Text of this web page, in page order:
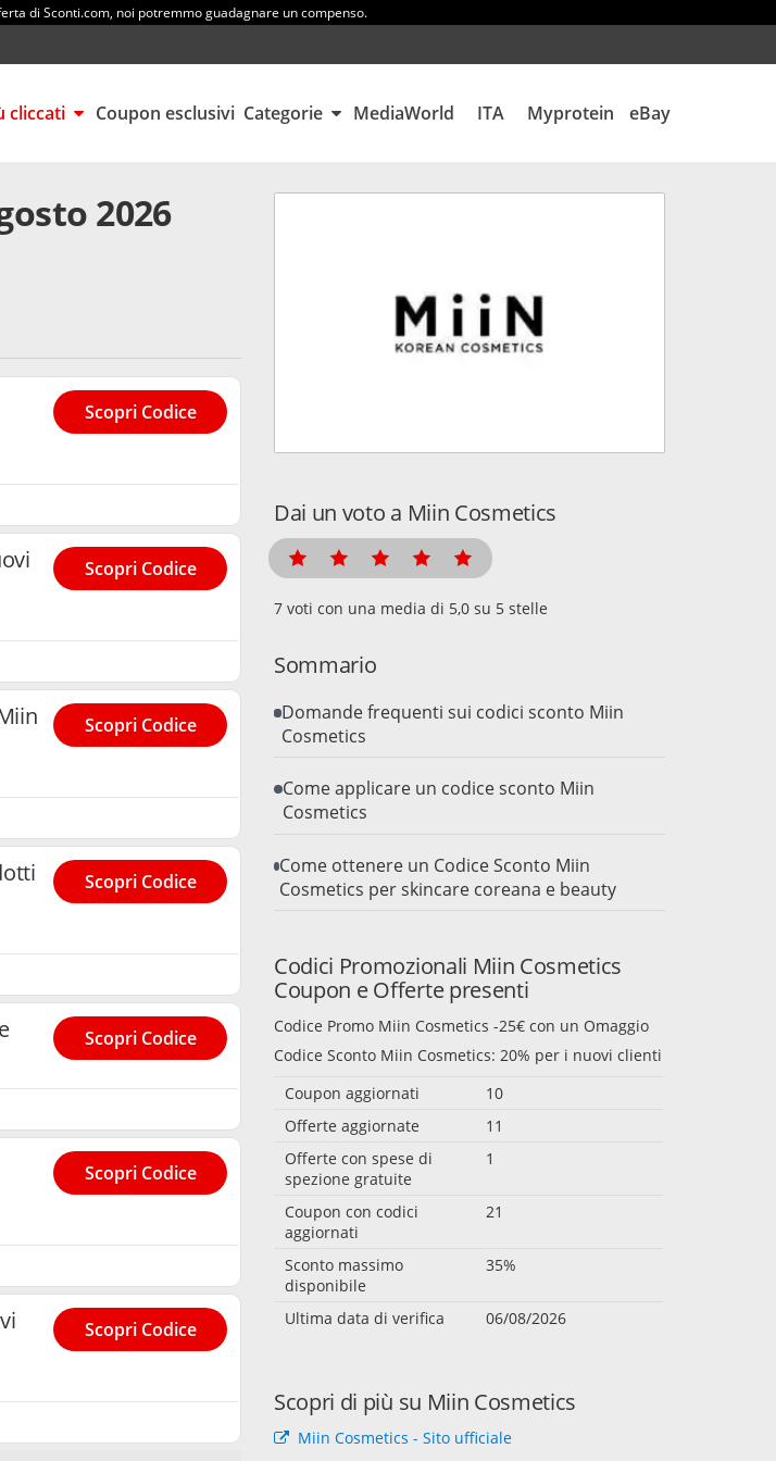
di Sconti.com, noi potremmo guadagnare un compenso.
cliccati Coupon esclusivi Categorie MediaWorld ITA Myprotein eBay
2026
Scopri Codice
Scopri Codice
Scopri Codice
Scopri Codice
Scopri Codice
Scopri Codice
Scopri Codice
Dai un voto a Miin Cosmetics
voti con una media di su 5 stelle
Sommario
Domande frequenti sui codici sconto Miin
Cosmetics
Come applicare un codice sconto Miin
Cosmetics
Come ottenere un Codice Sconto Miin
Cosmetics per skincare coreana e beauty
Codici Promozionali Miin Cosmetics
Coupon e Offerte presenti
Codice Promo Miin Cosmetics -25€ con un Omaggio
Codice Sconto Miin Cosmetics: 20% per i nuovi clienti
Coupon aggiornati
10
Offerte aggiornate
11
Offerte con spese di
spezione gratuite
1
Coupon con codici
aggiornati
21
Sconto massimo
disponibile
35%
Ultima data di verifica 06/08/2026
Scopri di più su Miin Cosmetics
Miin Cosmetics - Sito ufficiale